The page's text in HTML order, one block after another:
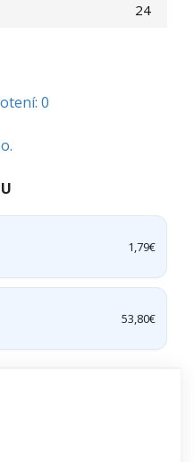
24
0
1,79€
53,80€